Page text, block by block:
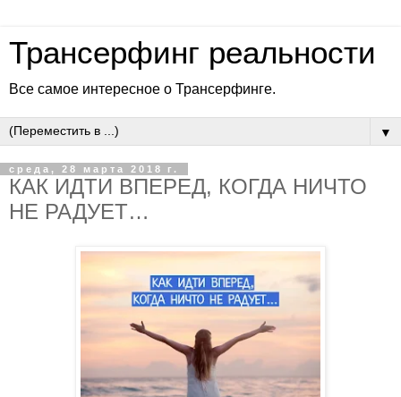
Трансерфинг реальности
Все самое интересное о Трансерфинге.
▼
среда, 28 марта 2018 г.
КАК ИДТИ ВПЕРЕД, КОГДА НИЧТО
НЕ РАДУЕТ…